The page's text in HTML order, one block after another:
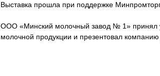
Выставка прошла при поддержке
ООО «Минский молочный завод № 1» принял
молочной продукции и презентовал